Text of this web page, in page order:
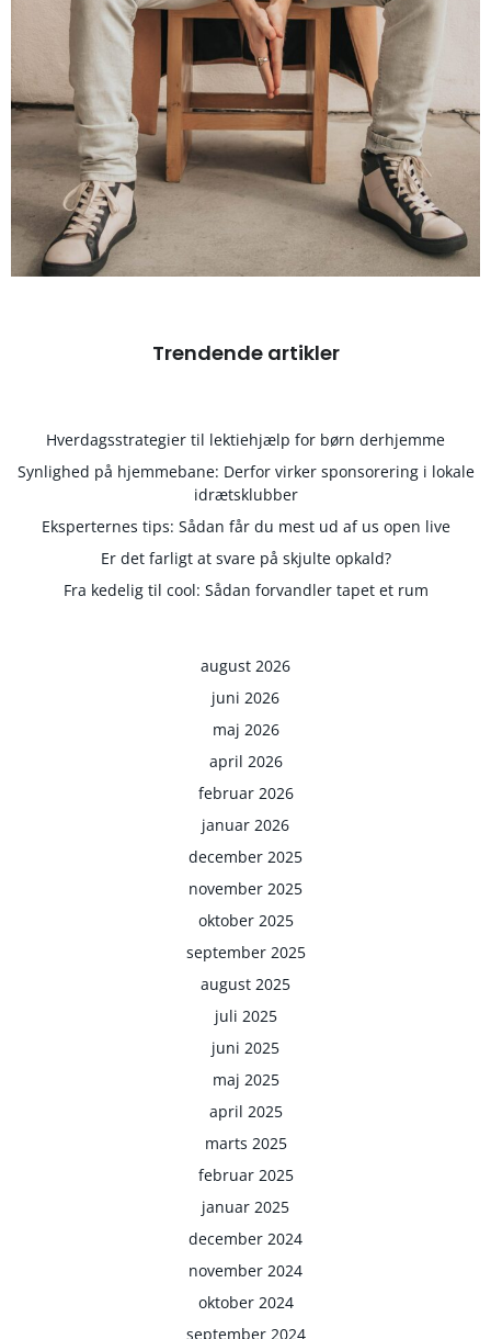
Trendende artikler
Hverdagsstrategier til lektiehjælp for børn derhjemme
Synlighed på hjemmebane: Derfor virker sponsorering i lokale
idrætsklubber
Eksperternes tips: Sådan får du mest ud af us open live
Er det farligt at svare på skjulte opkald?
Fra kedelig til cool: Sådan forvandler tapet et rum
august 2026
juni 2026
maj 2026
april 2026
februar 2026
januar 2026
december 2025
november 2025
oktober 2025
september 2025
august 2025
juli 2025
juni 2025
maj 2025
april 2025
marts 2025
februar 2025
januar 2025
december 2024
november 2024
oktober 2024
september 2024